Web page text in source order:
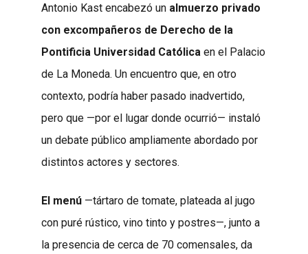
Antonio Kast encabezó un almuerzo privado
con excompañeros de Derecho de la
Pontificia Universidad Católica en el Palacio
de La Moneda. Un encuentro que, en otro
contexto, podría haber pasado inadvertido,
pero que —por el lugar donde ocurrió— instaló
un debate público ampliamente abordado por
distintos actores y sectores.
El menú —tártaro de tomate, plateada al jugo
con puré rústico, vino tinto y postres—, junto a
la presencia de cerca de 70 comensales, da